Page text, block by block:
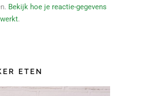
Bekijk hoe je reactie-gegevens
.
ETEN